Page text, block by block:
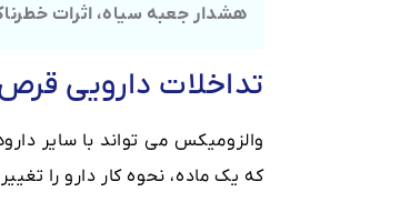
هشدار جعبه سیاه، اثرات
تداخلات دارویی
والزومیکس می تواند با سایر
که یک ماده، نحوه کار دارو را